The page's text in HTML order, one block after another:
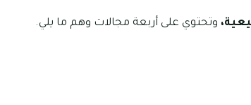
وتحتوي على أربعة مجالات وهم ما يلي.